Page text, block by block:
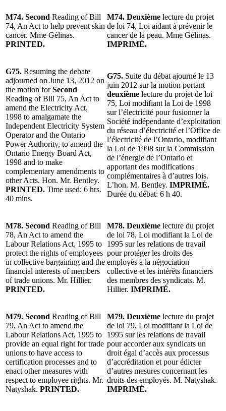
M74. Second Reading of Bill
74, An Act to help prevent skin
cancer. Mme Gélinas.
PRINTED.
M74. Deuxième lecture du projet
de loi 74, Loi aidant à prévenir le
cancer de la peau. Mme Gélinas.
IMPRIMÉ.
G75. Resuming the debate
adjourned on June 13, 2012 on
the motion forSecond
Reading of Bill 75, An Act to
amend the Electricity Act,
1998 to amalgamate the
Independent Electricity System
Operator and the Ontario
Power Authority, to amend the
Ontario Energy Board Act,
1998 and to make
complementary amendments to
other Acts. Hon. Mr. Bentley.
PRINTED. Time used: 6 hrs.
40 mins.
G75. Suite du débat ajourné le 13
juin 2012 sur la motion portant
deuxième lecture du projet de loi
75, Loi modifiant la Loi de 1998
sur l’électricité pour fusionner la
Société indépendante d’exploitation
du réseau d’électricité et l’Office de
l’électricité de l’Ontario, modifiant
la Loi de 1998 sur la Commission
de l’énergie de l’Ontario et
apportant des modifications
complémentaires à d’autres lois.
L’hon. M. Bentley. IMPRIMÉ.
Durée du débat: 6 h 40.
M78. Second Reading of Bill
78, An Act to amend the
Labour Relations Act, 1995 to
protect the rights of employees
in collective bargaining and the
financial interests of members
of trade unions. Mr. Hillier.
PRINTED.
M78. Deuxième lecture du projet
de loi 78, Loi modifiant la Loi de
1995 sur les relations de travail
pour protéger les droits des
employés à la négociation
collective et les intérêts financiers
des membres des syndicats. M.
Hillier. IMPRIMÉ.
M79. Second Reading of Bill
79, An Act to amend the
Labour Relations Act, 1995 to
provide an equal right for trade
unions to have access to
certification processes and to
enact other measures with
respect to employee rights. Mr.
Natyshak. PRINTED.
M79. Deuxième lecture du projet
de loi 79, Loi modifiant la Loi de
1995 sur les relations de travail
pour accorder aux syndicats un
droit égal d’accès aux processus
d’accréditation et pour édicter
d’autres mesures concernant les
droits des employés. M. Natyshak.
IMPRIMÉ.